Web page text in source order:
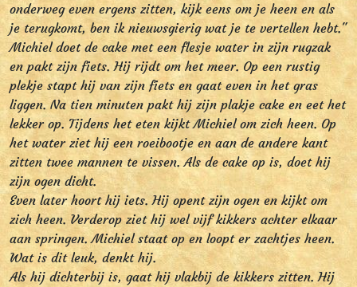
onderweg even ergens zitten, kijk eens om je heen en als
je terugkomt, ben ik nieuwsgierig wat je te vertellen hebt."
Michiel doet de cake met een flesje water in zijn rugzak
en pakt zijn fiets. Hij rijdt om het meer. Op een rustig
plekje stapt hij van zijn fiets en gaat even in het gras
liggen. Na tien minuten pakt hij zijn plakje cake en eet het
lekker op. Tijdens het eten kijkt Michiel om zich heen. Op
het water ziet hij een roeibootje en aan de andere kant
zitten twee mannen te vissen. Als de cake op is, doet hij
zijn ogen dicht.
Even later hoort hij iets. Hij opent zijn ogen en kijkt om
zich heen. Verderop ziet hij wel vijf kikkers achter elkaar
aan springen. Michiel staat op en loopt er zachtjes heen.
Wat is dit leuk, denkt hij.
Als hij dichterbij is, gaat hij vlakbij de kikkers zitten. Hij